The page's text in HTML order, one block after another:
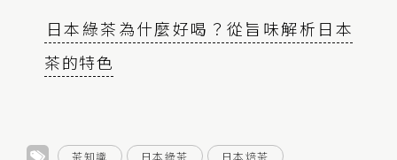
日本綠茶為什麼好喝？從旨味解析日本
茶的特色
茶知識 日本綠茶
日本焙茶